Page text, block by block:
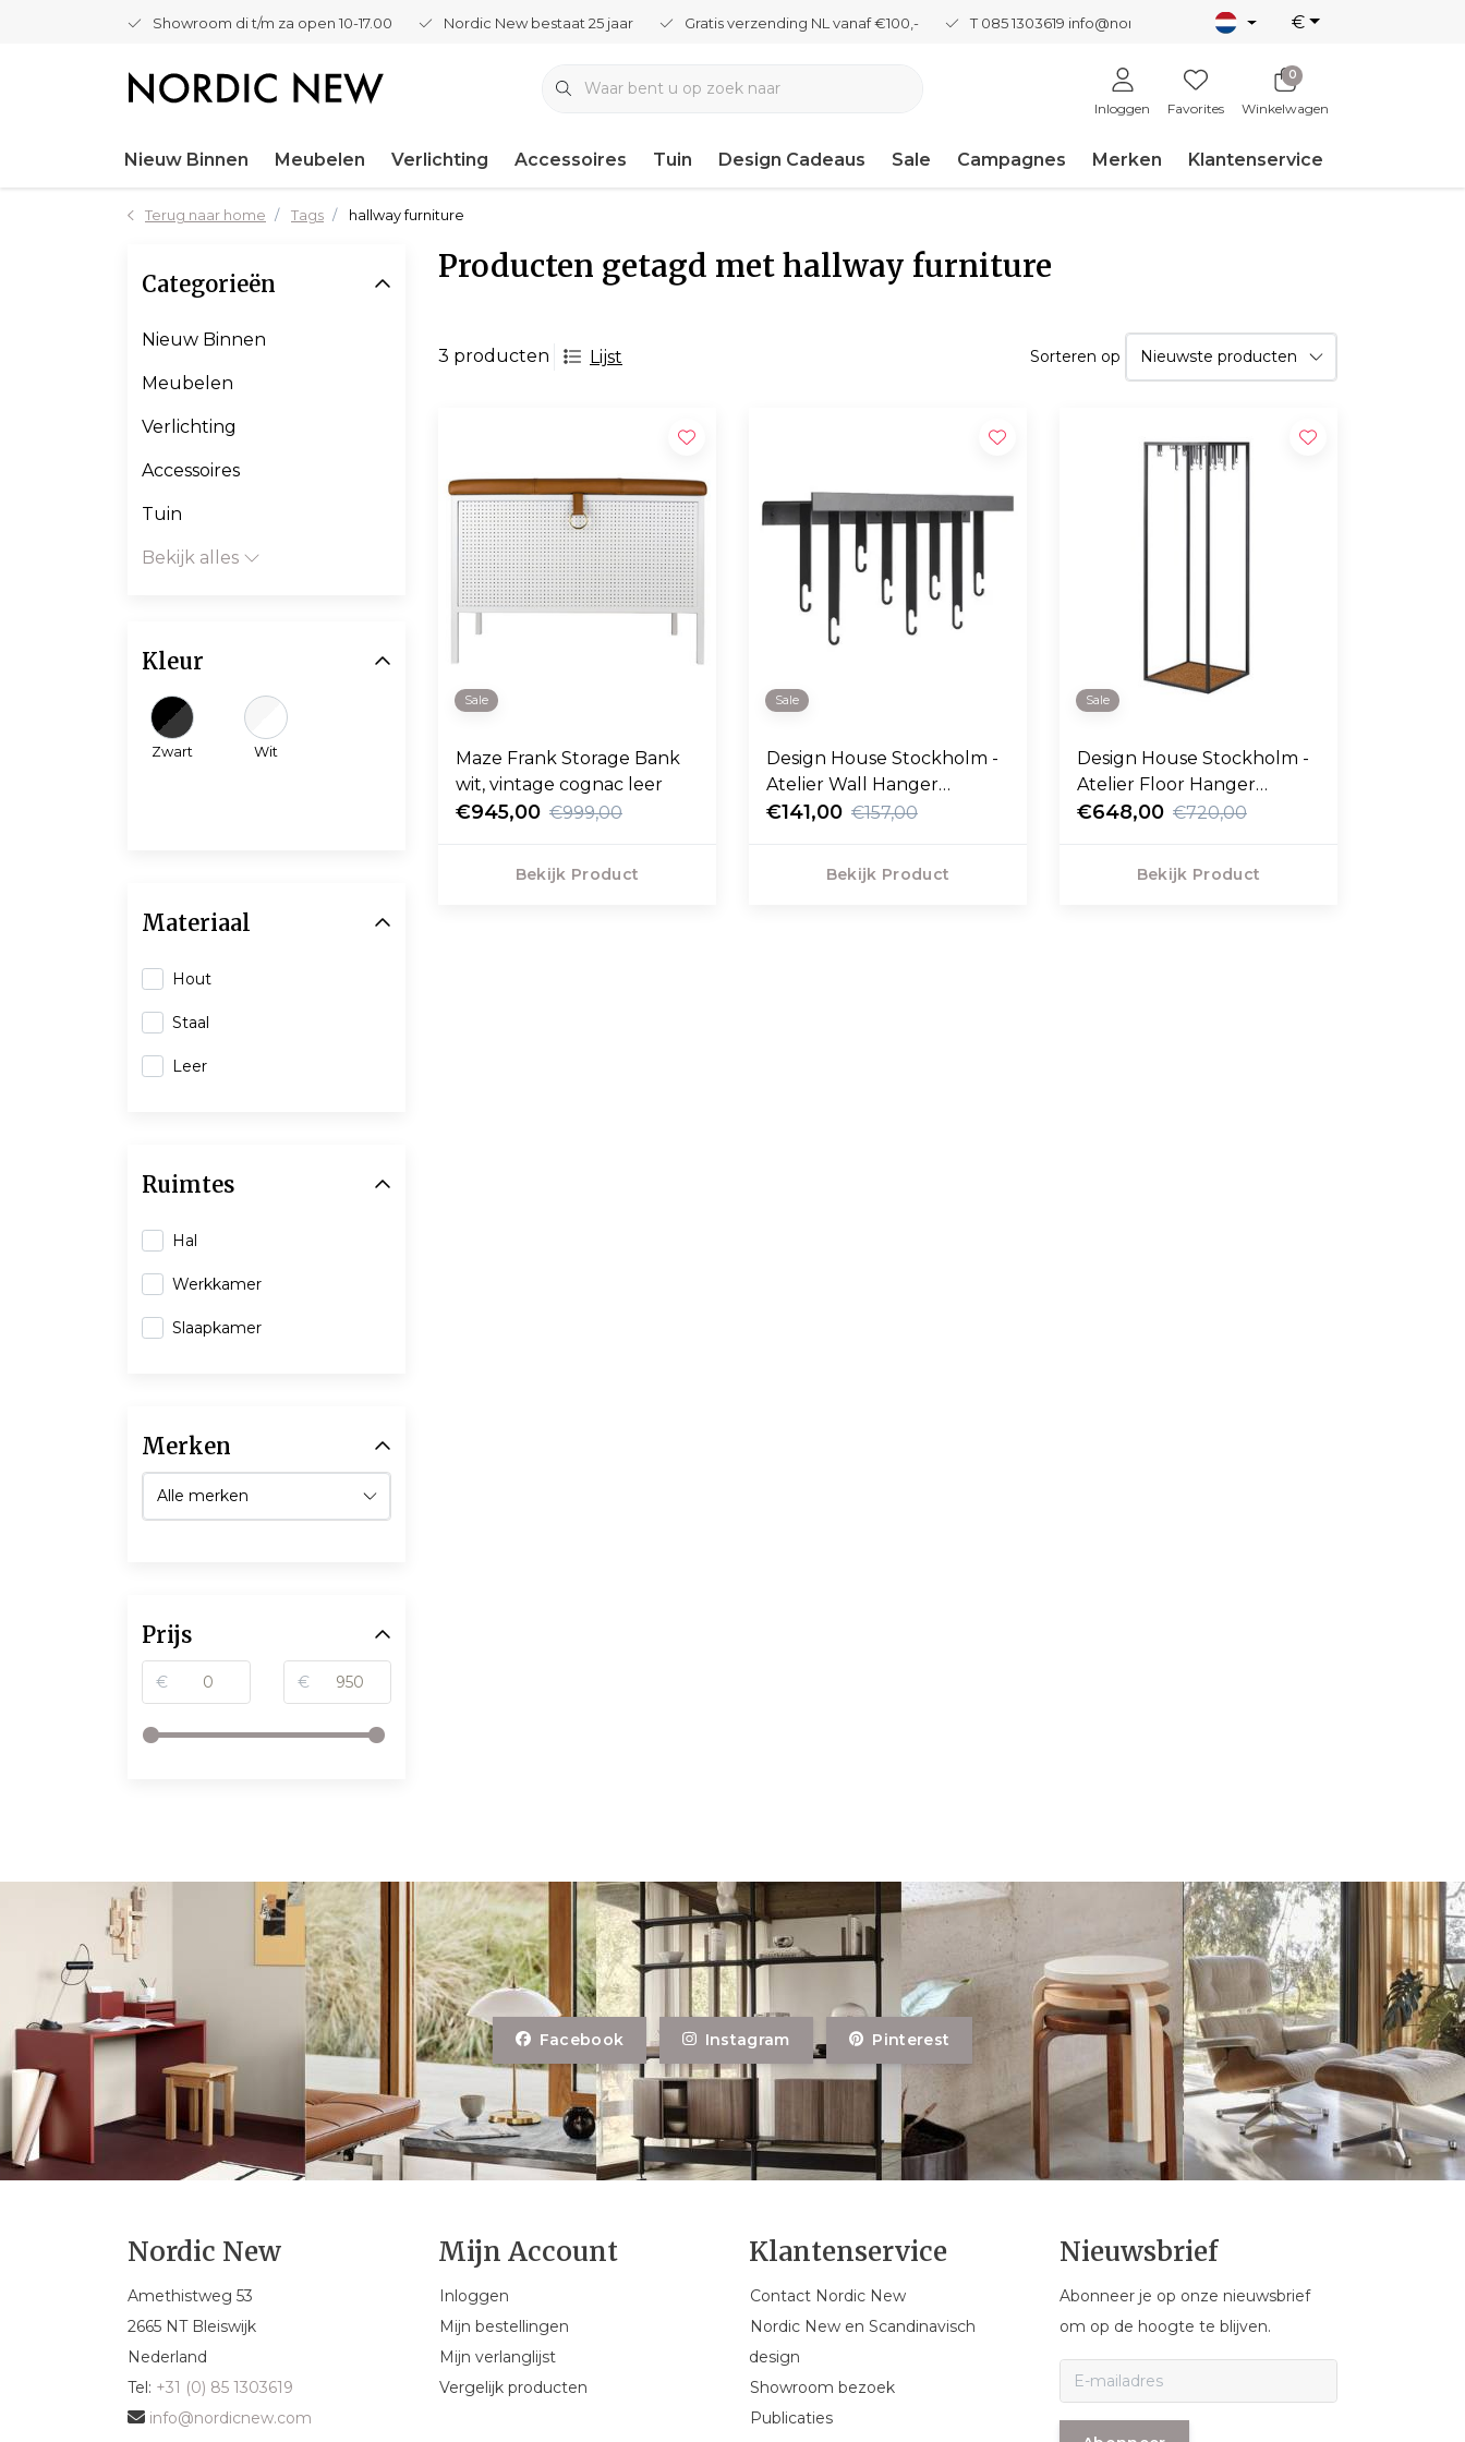
Showroom di t/m za open 10-17.00 Nordic New bestaat 25 jaar Gratis verzending NL vanaf €100,- T 085 1303619 info@nordicnew.nl €
Inloggen Favorites
0
Winkelwagen
Nieuw Binnen Meubelen Verlichting Accessoires Tuin Design Cadeaus Sale Campagnes Merken Klantenservice
Terug naar home Tags hallway furniture
Producten getagd met hallway furniture
3 producten Lijst Sorteren op
Sale
Maze Frank Storage Bank
wit, vintage cognac leer
€945,00 €999,00
Bekijk Product
Sale
Design House Stockholm -
Atelier Wall Hanger
kapstok zwart
€141,00 €157,00
Bekijk Product
Sale
Design House Stockholm -
Atelier Floor Hanger
kapstok zwart
€648,00 €720,00
Bekijk Product
Categorieën
Nieuw Binnen
Meubelen
Verlichting
Accessoires
Tuin
Bekijk alles
Kleur
Zwart Wit
Materiaal
Hout
Staal
Leer
Ruimtes
Hal
Werkkamer
Slaapkamer
Merken
Prijs
€ €
Facebook Instagram Pinterest
Nordic New
Amethistweg 53
2665 NT Bleiswijk
Nederland
Tel: +31 (0) 85 1303619
info@nordicnew.com
Mijn Account
Inloggen
Mijn bestellingen
Mijn verlanglijst
Vergelijk producten
Klantenservice
Contact Nordic New
Nordic New en Scandinavisch
design
Showroom bezoek
Publicaties
Nieuwsbrief
Abonneer je op onze nieuwsbrief
om op de hoogte te blijven.